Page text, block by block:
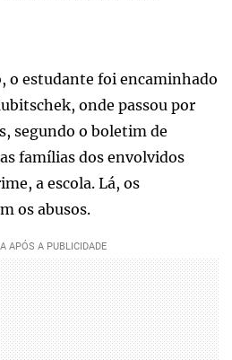
o estudante foi encaminhado
onde passou por
segundo o boletim de
famílias dos envolvidos
a escola. Lá, os
os abusos.